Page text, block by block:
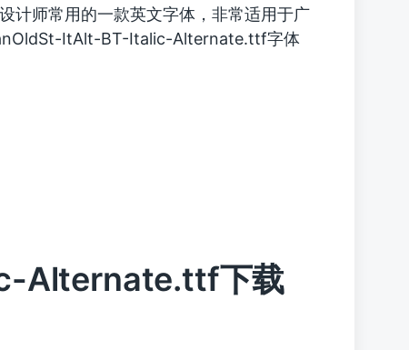
计师常用的一款英文字体，非常适用于广
ItAlt-BT-Italic-Alternate.ttf字体
Alternate.ttf下载